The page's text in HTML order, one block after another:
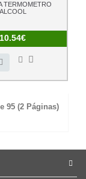
TERMOMETRO
ALCOOL
10.54€
95 (2 Páginas)